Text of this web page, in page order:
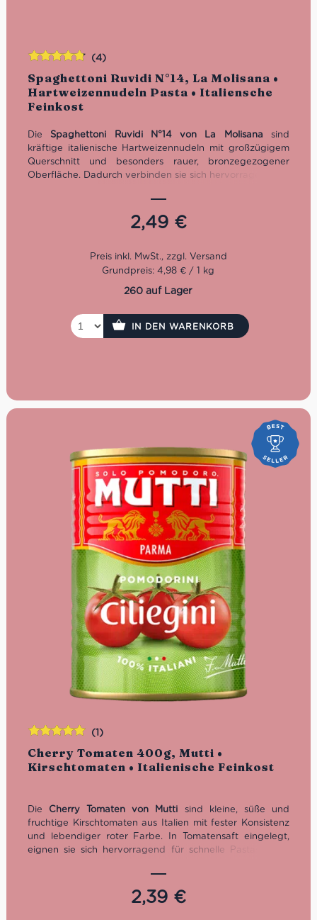
Spaghettoni Ruvidi N°14, La Molisana •
Hartweizennudeln Pasta • Italiensche
Feinkost
(4)
Die Spaghettoni Ruvidi N°14 von La Molisana sind
kräftige italienische Hartweizennudeln mit großzügigem
Querschnitt und besonders rauer, bronzegezogener
Oberfläche. Dadurch verbinden sie sich hervorragend mit
Amatriciana, Cacio e Pepe, Ragù oder Spaghetti alle
Vongole. Hergestellt aus 100% italienischem Hartweizen.
Kochzeit: 14 Minuten. Inhalt: 500 g.
2,49 €
Bewertet
mit4.75
von 5
Grundpreis: 4,98 € / 1 kg
260 auf Lager
IN DEN WARENKORB
Cherry Tomaten 400g, Mutti •
Kirschtomaten • Italienische Feinkost
(1)
Die Cherry Tomaten von Mutti sind kleine, süße und
fruchtige Kirschtomaten aus Italien mit fester Konsistenz
und lebendiger roter Farbe. In Tomatensaft eingelegt,
eignen sie sich hervorragend für schnelle Pastasaucen,
Gemüsepfannen. Zutaten: Kirschtomaten und
Tomatensaft. Nettogewicht: 400 g. Abtropfgewicht: 240
2,39 €
Bewertet
mit5.00von
5